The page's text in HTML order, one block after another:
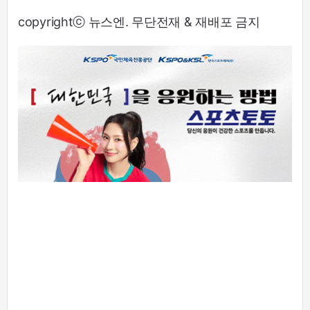
copyrightⓒ 뉴스엔. 무단전재 & 재배포 금지